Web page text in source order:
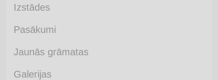
Izstādes
Pasākumi
Jaunās grāmatas
Galerijas